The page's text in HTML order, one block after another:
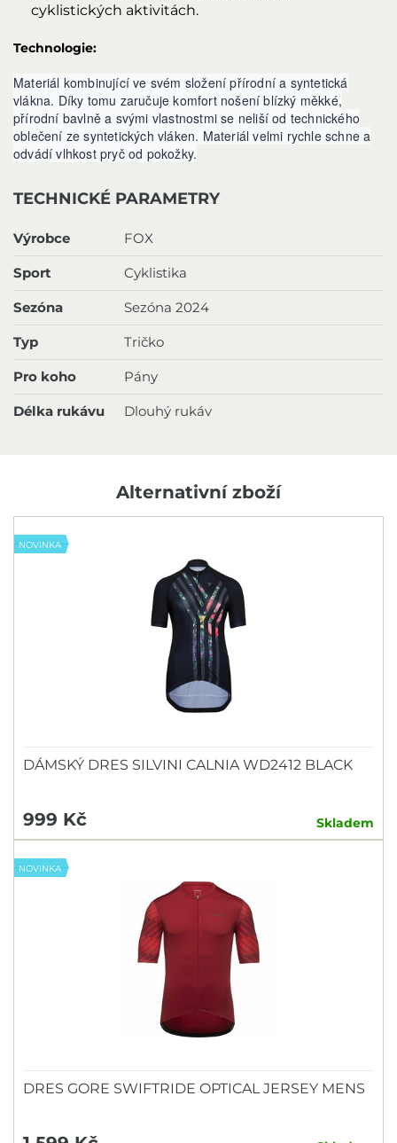
cyklistických aktivitách.
Technologie:
Materiál kombinující ve svém složení přírodní a syntetická
vlákna. Díky tomu zaručuje komfort nošení blízký měkké,
přírodní bavlně a svými vlastnostmi se neliší od technického
oblečení ze syntetických vláken. Materiál velmi rychle schne a
odvádí vlhkost pryč od pokožky.
TECHNICKÉ PARAMETRY
Výrobce FOX
Sport Cyklistika
Sezóna Sezóna 2024
Typ Tričko
Pro koho Pány
Délka rukávu Dlouhý rukáv
Alternativní zboží
NOVINKA
DÁMSKÝ DRES SILVINI CALNIA WD2412 BLACK
999 Kč Skladem
NOVINKA
DRES GORE SWIFTRIDE OPTICAL JERSEY MENS